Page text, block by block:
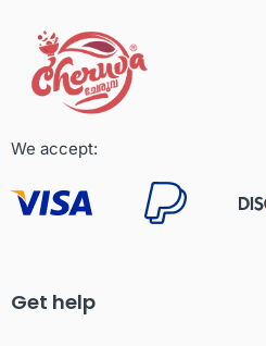
We accept:
Get help